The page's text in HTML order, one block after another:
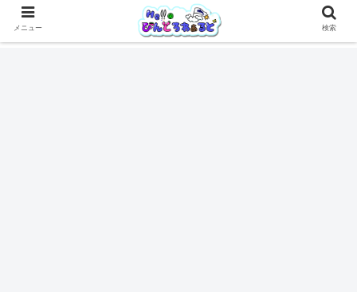
メニュー 検索